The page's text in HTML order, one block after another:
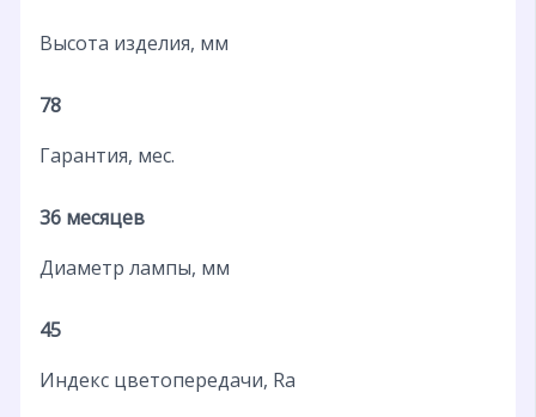
Высота изделия, мм
78
Гарантия, мес.
36 месяцев
Диаметр лампы, мм
45
Индекс цветопередачи, Ra